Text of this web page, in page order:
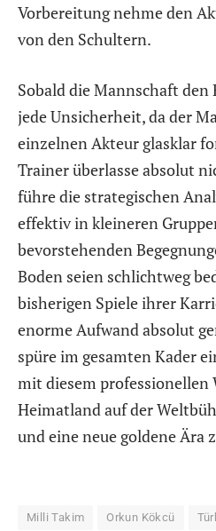
Vorbereitung nehme den
von den Schultern.
Sobald die Mannschaft den
jede Unsicherheit, da der
einzelnen Akteur glasklar
Trainer überlasse absolut
führe die strategischen
effektiv in kleineren
bevorstehenden
Boden seien schlichtweg
bisherigen Spiele ihrer
enorme Aufwand absolut
spüre im gesamten Kader
mit diesem professionellen
Heimatland auf der
und eine neue goldene Ära
Milli Takim Orkun Kökcü